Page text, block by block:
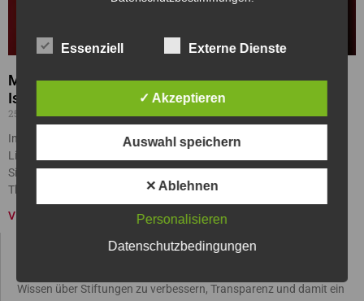
Michael Göring im Gespräch mit – Wolfgang
Ischinger
25/09/2024
Im Rahmen der Gesprächsreihe mit Michael Göring im Stadttheater
Lippstadt durfte der Diplomat und ehemalige Leiter der Münchner
Sicherheitskonferenz, Wolfgang Ischinger, begrüßt werden. Das
Thema
VIDEO »
Wissen über Stiftungen zu verbessern, Transparenz und damit ein
Essenziell Externe Dienste
✓ Akzeptieren
Auswahl speichern
✕ Ablehnen
Personalisieren
Datenschutzbedingungen